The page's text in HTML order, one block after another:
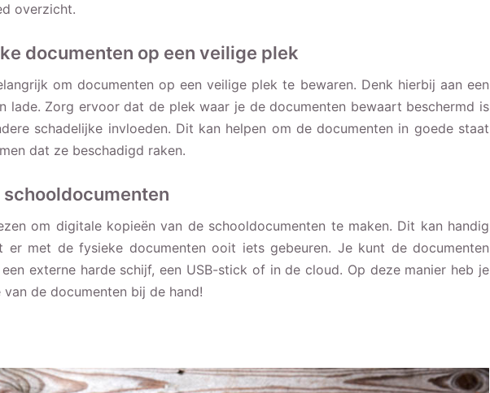
overzicht.
documenten op een veilige plek
om documenten op een veilige plek te bewaren. Denk hierbij aan een
lade. Zorg ervoor dat de plek waar je de documenten bewaart beschermd is
schadelijke invloeden. Dit kan helpen om de documenten in goede staat
dat ze beschadigd raken.
om digitale kopieën van de schooldocumenten te maken. Dit kan handig
er met de fysieke documenten ooit iets gebeuren. Je kunt de documenten
externe harde schijf, een USB-stick of in de cloud. Op deze manier heb je
de documenten bij de hand!